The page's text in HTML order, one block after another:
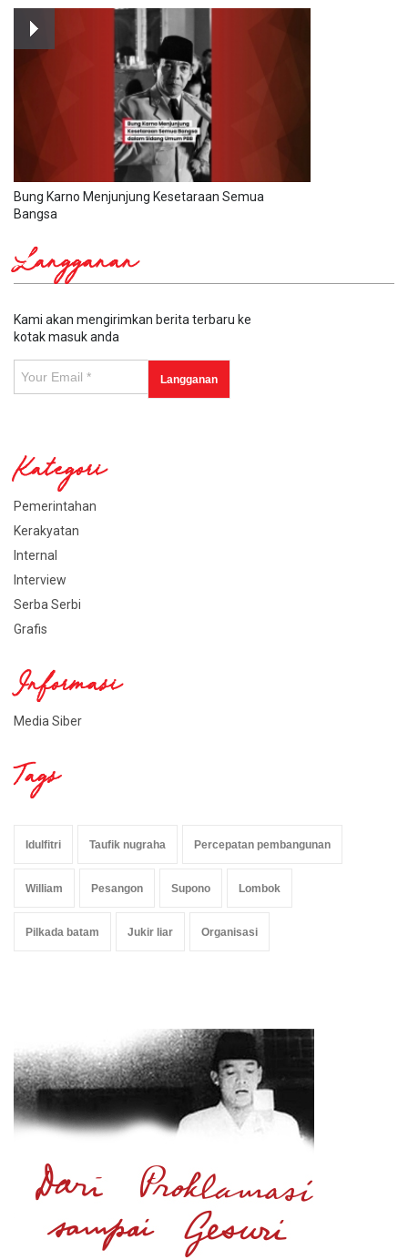
Bung Karno Menjunjung Kesetaraan Semua
Bangsa
Langganan
Kami akan mengirimkan berita terbaru ke
kotak masuk anda
Kategori
Pemerintahan
Kerakyatan
Internal
Interview
Serba Serbi
Grafis
Informasi
Media Siber
Tags
Idulfitri Taufik nugraha Percepatan pembangunan
William Pesangon Supono Lombok
Pilkada batam Jukir liar Organisasi